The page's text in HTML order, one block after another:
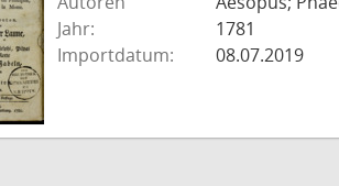
Jahr:
1781
Importdatum:
08.07.2019